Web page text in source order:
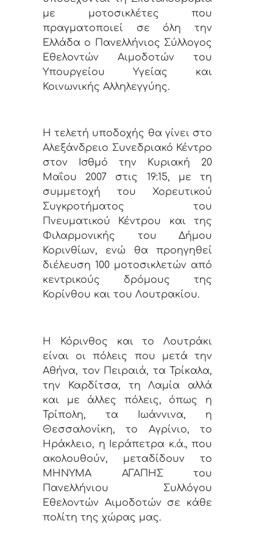
με μοτοσικλέτες που
πραγματοποιεί σε όλη την
Ελλάδα ο Πανελλήνιος Σύλλογος
Εθελοντών Αιμοδοτών του
Υπουργείου Υγείας και
Κοινωνικής Αλληλεγγύης.
Η τελετή υποδοχής θα γίνει στο
Αλεξάνδρειο Συνεδριακό Κέντρο
στον Ισθμό την Κυριακή 20
Μαΐου 2007 στις 19:15, με τη
συμμετοχή του Χορευτικού
Συγκροτήματος του
Πνευματικού Κέντρου και της
Φιλαρμονικής του Δήμου
Κορινθίων, ενώ θα προηγηθεί
διέλευση 100 μοτοσικλετών από
κεντρικούς δρόμους της
Κορίνθου και του Λουτρακίου.
Η Κόρινθος και το Λουτράκι
είναι οι πόλεις που μετά την
Αθήνα, τον Πειραιά, τα Τρίκαλα,
την Καρδίτσα, τη Λαμία αλλά
και με άλλες πόλεις, όπως η
Τρίπολη, τα Ιωάννινα, η
Θεσσαλονίκη, το Αγρίνιο, το
Ηράκλειο, η Ιεράπετρα κ.ά., που
ακολουθούν, μεταδίδουν το
ΜΗΝΥΜΑ ΑΓΑΠΗΣ του
Πανελλήνιου Συλλόγου
Εθελοντών Αιμοδοτών σε κάθε
πολίτη της χώρας μας.